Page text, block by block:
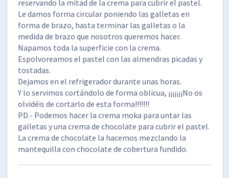
reservando la mitad de la crema para cubrir el pastel.
Le damos forma circular poniendo las galletas en
forma de brazo, hasta terminar las galletas o la
medida de brazo que nosotros queremos hacer.
Napamos toda la superficie con la crema.
Espolvoreamos el pastel con las almendras picadas y
tostadas.
Dejamos en el refrigerador durante unas horas.
Y lo servimos cortándolo de forma oblicua, ¡¡¡¡¡¡¡No os
olvidéis de cortarlo de esta forma!!!!!!!
PD.- Podemos hacer la crema moka para untar las
galletas y una crema de chocolate para cubrir el pastel.
La crema de chocolate la hacemos mezclando la
mantequilla con chocolate de cobertura fundido.